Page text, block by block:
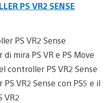
PS VR2 SENSE
PS VR2 Sense
mira PS VR e PS Move
controller PS VR2 Sense
VR2 Sense con PS5 e il
VR2